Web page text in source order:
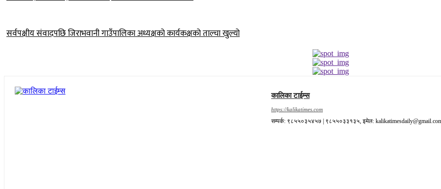
सर्वपक्षीय संवादपछि जिराभवानी गाउँपालिका अध्यक्षको कार्यकक्षको ताल्चा खुल्यो
कालिका टाईम्स
https://kalikatimes.com
सम्पर्क: ९८५५०३५४५७ | ९८५५०३३१३५, इमेल: